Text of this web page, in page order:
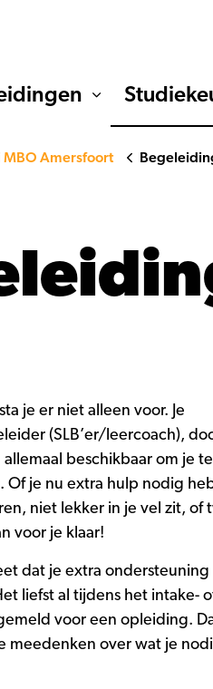
MBO Amersfoort
je er niet alleen voor. Je
(SLB’er/leercoach),
beschikbaar om je
Of je nu extra hulp nodig
niet lekker in je vel zit, of
voor je klaar!
dat je extra
liefst al tijdens het intake-
voor een opleiding.
meedenken over wat je